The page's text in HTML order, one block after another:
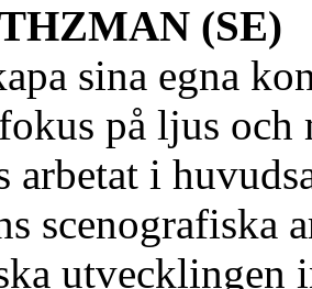
(SE)
sina egna
på ljus
arbetat i
scenografiska
utvecklingen